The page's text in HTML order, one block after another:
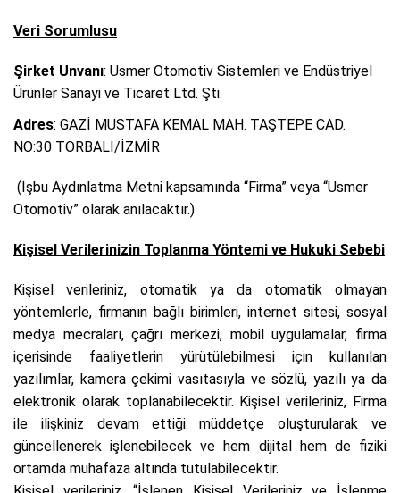
Veri Sorumlusu
Şirket Unvanı: Usmer Otomotiv Sistemleri ve Endüstriyel
Ürünler Sanayi ve Ticaret Ltd. Şti.
Adres: GAZİ MUSTAFA KEMAL MAH. TAŞTEPE CAD.
NO:30 TORBALI/İZMİR
(İşbu Aydınlatma Metni kapsamında “Firma” veya “Usmer
Otomotiv” olarak anılacaktır.)
Kişisel Verilerinizin Toplanma Yöntemi ve Hukuki Sebebi
Kişisel verileriniz, otomatik ya da otomatik olmayan
yöntemlerle, firmanın bağlı birimleri, internet sitesi, sosyal
medya mecraları, çağrı merkezi, mobil uygulamalar, firma
içerisinde faaliyetlerin yürütülebilmesi için kullanılan
yazılımlar, kamera çekimi vasıtasıyla ve sözlü, yazılı ya da
elektronik olarak toplanabilecektir. Kişisel verileriniz, Firma
ile ilişkiniz devam ettiği müddetçe oluşturularak ve
güncellenerek işlenebilecek ve hem dijital hem de fiziki
ortamda muhafaza altında tutulabilecektir.